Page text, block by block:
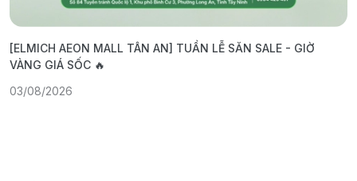
[ELMICH AEON MALL TÂN AN] TUẦN LỄ SĂN SALE - GIỜ
VÀNG GIÁ SỐC 🔥
03/08/2026